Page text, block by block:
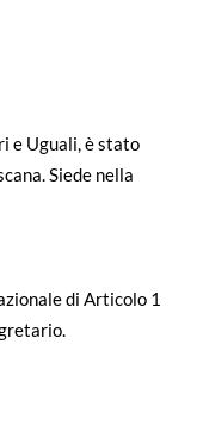
e Uguali, è stato
Siede nella
di Articolo 1